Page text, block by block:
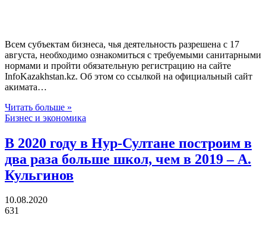
Всем субъектам бизнеса, чья деятельность разрешена с 17
августа, необходимо ознакомиться с требуемыми санитарными
нормами и пройти обязательную регистрацию на сайте
InfoKazakhstan.kz. Об этом со ссылкой на официальный сайт
акимата…
Читать больше »
Бизнес и экономика
В 2020 году в Нур-Султане построим в
два раза больше школ, чем в 2019 – А.
Кульгинов
10.08.2020
631